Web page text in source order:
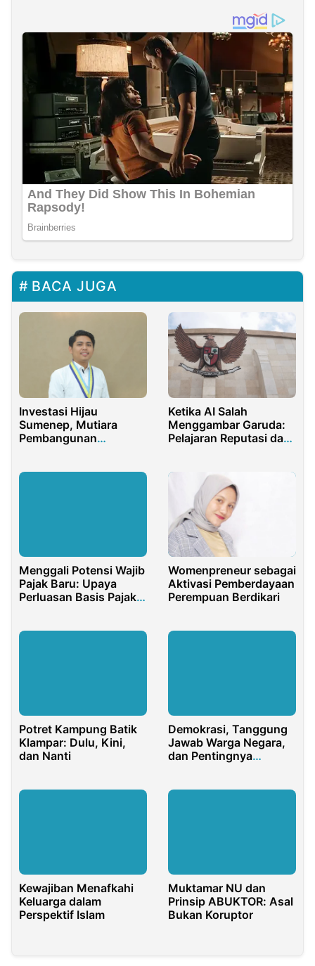
BACA JUGA
Investasi Hijau
Sumenep, Mutiara
Pembangunan
Ketika AI Salah
Menggambar Garuda:
Pelajaran Reputasi dari
Menggali Potensi Wajib
Pajak Baru: Upaya
Perluasan Basis Pajak
Womenpreneur sebagai
Aktivasi Pemberdayaan
Perempuan Berdikari
Potret Kampung Batik
Klampar: Dulu, Kini,
dan Nanti
Demokrasi, Tanggung
Jawab Warga Negara,
dan Pentingnya
Kewajiban Menafkahi
Keluarga dalam
Perspektif Islam
Muktamar NU dan
Prinsip ABUKTOR: Asal
Bukan Koruptor